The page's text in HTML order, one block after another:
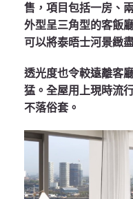
售，項目包括一房、
外型呈三角型的客飯
可以將泰晤士河景緻
透光度也令較遠離客
猛。全屋用上現時流
不落俗套。